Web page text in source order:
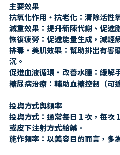
主要效果
抗氧化作用・抗老化：清除活性
減重效果：提升新陳代謝、促進
恢復疲勞：促進能量生成，減輕
排毒・美肌效果：幫助排出有害
沉。
促進血液循環・改善水腫：緩解
糖尿病治療：輔助血糖控制（可
投與方式與頻率
投與方式：通常每日 1 次，每
或皮下注射方式給藥。
施作頻率：以美容目的而言，多